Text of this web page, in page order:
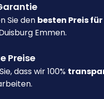
Sie den besten Preis für
Emmen.
Preise
dass wir 100%